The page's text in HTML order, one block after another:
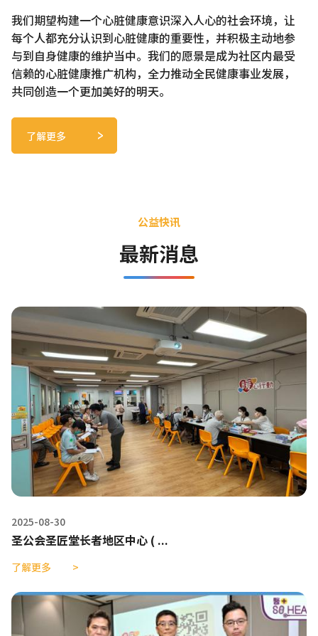
我们期望构建一个心脏健康意识深入人心的社会环境，让
每个人都充分认识到心脏健康的重要性，并积极主动地参
与到自身健康的维护当中。我们的愿景是成为社区内最受
信赖的心脏健康推广机构，全力推动全民健康事业发展，
共同创造一个更加美好的明天。
了解更多
公益快讯
最新消息
2025-08-30
圣公会圣匠堂长者地区中心 ( ...
了解更多